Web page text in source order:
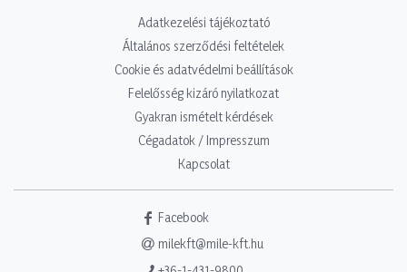
Adatkezelési tájékoztató
Általános szerződési feltételek
Cookie és adatvédelmi beállítások
Felelősség kizáró nyilatkozat
Gyakran ismételt kérdések
Cégadatok / Impresszum
Kapcsolat
Facebook
milekft@mile-kft.hu